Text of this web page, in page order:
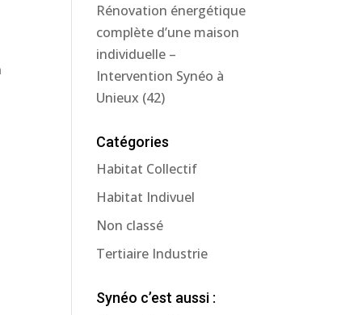
Rénovation énergétique
complète d’une maison
individuelle –
Intervention Synéo à
Unieux (42)
Catégories
Habitat Collectif
Habitat Indivuel
Non classé
Tertiaire Industrie
Synéo c’est aussi :